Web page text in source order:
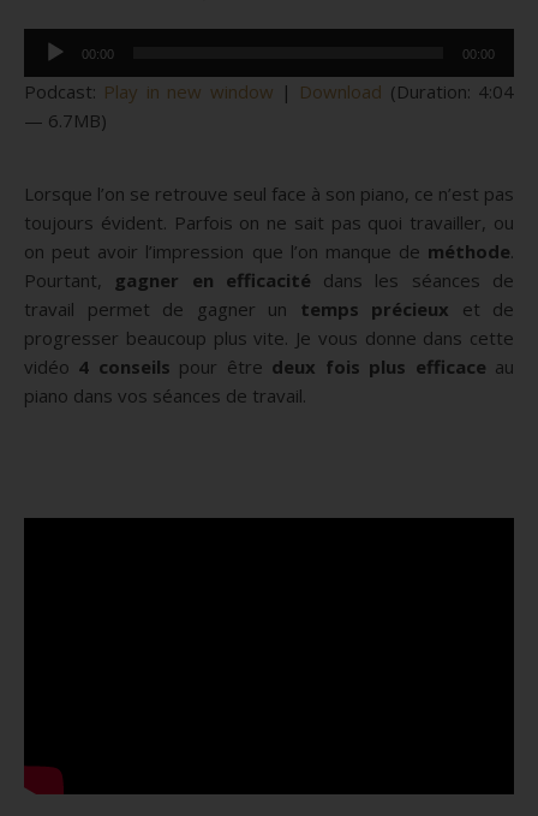
Lecteur
audio
00:00 00:00
Podcast: Play in new window | Download (Duration: 4:04
— 6.7MB)
Lorsque l’on se retrouve seul face à son piano, ce n’est pas
toujours évident. Parfois on ne sait pas quoi travailler, ou
on peut avoir l’impression que l’on manque de méthode.
Pourtant, gagner en efficacité dans les séances de
travail permet de gagner un temps précieux et de
progresser beaucoup plus vite. Je vous donne dans cette
vidéo 4 conseils pour être deux fois plus efficace au
piano dans vos séances de travail.